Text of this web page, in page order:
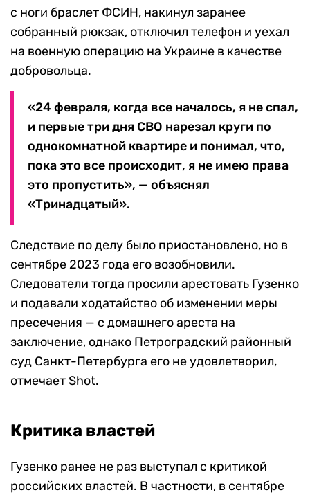
с ноги браслет ФСИН, накинул заранее
собранный рюкзак, отключил телефон и уехал
на военную операцию на Украине в качестве
добровольца.
«24 февраля, когда все началось, я не спал,
и первые три дня СВО нарезал круги по
однокомнатной квартире и понимал, что,
пока это все происходит, я не имею права
это пропустить», — объяснял
«Тринадцатый».
Следствие по делу было приостановлено, но в
сентябре 2023 года его возобновили.
Следователи тогда просили арестовать Гузенко
и подавали ходатайство об изменении меры
пресечения — с домашнего ареста на
заключение, однако Петроградский районный
суд Санкт-Петербурга его не удовлетворил,
отмечает Shot.
Критика властей
Гузенко ранее не раз выступал с критикой
российских властей. В частности, в сентябре